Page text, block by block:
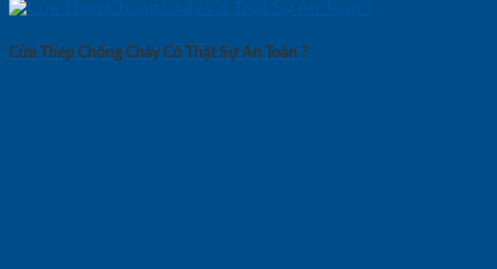
Cửa Thép Chống Cháy Có Thật Sự An Toàn ?